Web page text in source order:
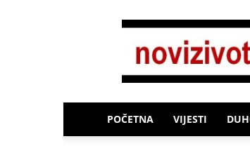
Novi
POČETNA VIJESTI